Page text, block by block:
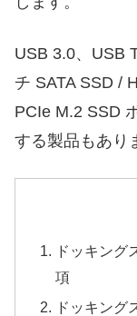
USB 3.0、USB
チ SATA SSD /
PCIe M.2 SSD
する製品もあり
ドッキング
項
ドッキング